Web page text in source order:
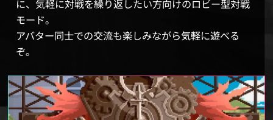
に、気軽に対戦を繰り返したい方向けのロビー型対戦
モード。
アバター同士での交流も楽しみながら気軽に遊べる
ぞ。